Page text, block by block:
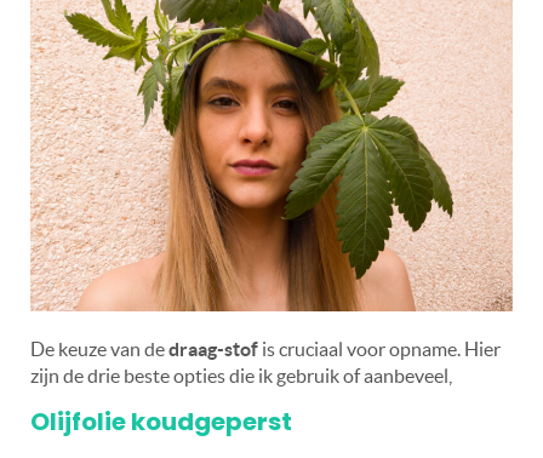
De keuze van dedraag-stof is cruciaal voor opname. Hier
zijn de drie beste opties die ik gebruik of aanbeveel,
Olijfolie koudgeperst